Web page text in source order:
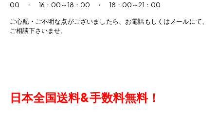
00 ・ 16：00～18：00 ・ 18 ： 00～21 ： 00
ご心配・ご不明な点がございましたら、お電話もしくはメールにて、
ご相談下さいませ。
日本全国送料&手数料無料！